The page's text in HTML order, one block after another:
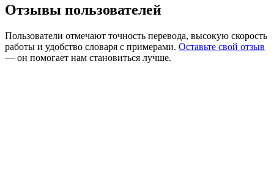
Отзывы пользователей
Пользователи отмечают точность перевода, высокую скорость
работы и удобство словаря с примерами. Оставьте свой отзыв
— он помогает нам становиться лучше.